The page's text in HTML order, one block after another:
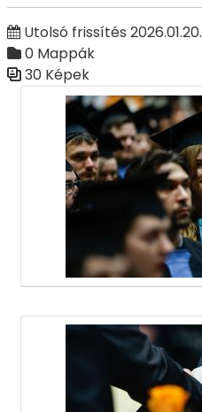
Utolsó frissítés 2026.01.20.
0 Mappák
30 Képek
Médiatár